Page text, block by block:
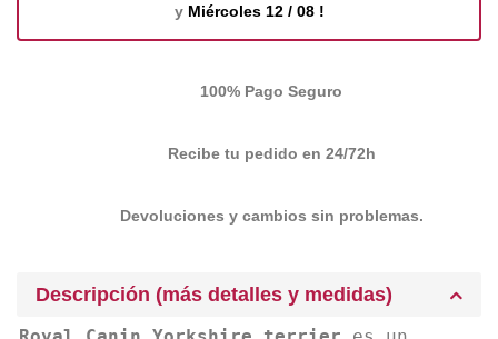
y Miércoles 12 / 08 !
100% Pago Seguro
Recibe tu pedido en 24/72h
Devoluciones y cambios sin problemas.
Descripción (más detalles y medidas)